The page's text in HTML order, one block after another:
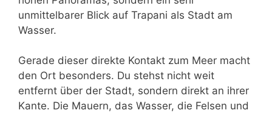
unmittelbarer Blick auf Trapani als Stadt am
Wasser.
Gerade dieser direkte Kontakt zum Meer macht
den Ort besonders. Du stehst nicht weit
entfernt über der Stadt, sondern direkt an ihrer
Kante. Die Mauern, das Wasser, die Felsen und